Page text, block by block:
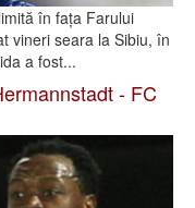
în fața Farului
vineri seara la Sibiu, în
a fost...
- FC